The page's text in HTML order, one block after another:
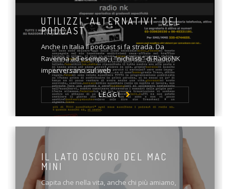
UTILIZZI "ALTERNATIVI" DEL
PODCAST
Anche in Italia il podcast si fa strada. Da
Ravenna ad esempio, i "nichilisti" di RadioNK
imperversano sul web
LEGGI
IL LATO OSCURO DEL MAC
MINI
Capita che nella vita, anche chi più amiamo,